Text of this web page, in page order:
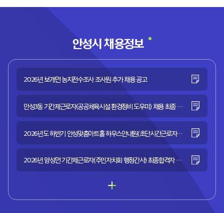
안성시 채용정보
2026년 보개면 농지전수조사 조사원 추가 채용 공고
안성3동 기간제근로자(공공체육시설 환경정비 도우미) 채용 최종 합격자 공고
2026년도 하반기 안성맞춤아트홀 하우스안내원(초단시간근로자) 채용공고
2026년 양성면 기간제근로자(주민자치회 행정간사) 최종합격자 공고